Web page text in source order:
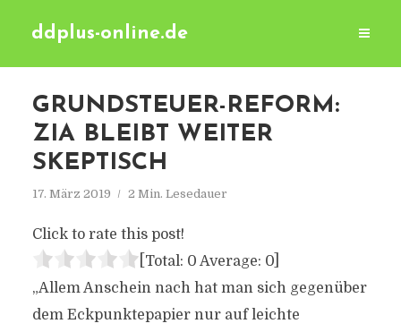
ddplus-online.de
GRUNDSTEUER-REFORM:
ZIA BLEIBT WEITER
SKEPTISCH
17. März 2019 2 Min. Lesedauer
Click to rate this post!
[Total: 0 Average: 0]
„Allem Anschein nach hat man sich gegenüber
dem Eckpunktepapier nur auf leichte